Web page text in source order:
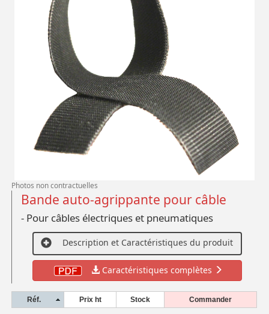
Photos non contractuelles
Bande auto-agrippante pour câble
- Pour câbles électriques et pneumatiques
Description et Caractéristiques du produit
Caractéristiques complètes
Réf. Prix ht Stock Commander